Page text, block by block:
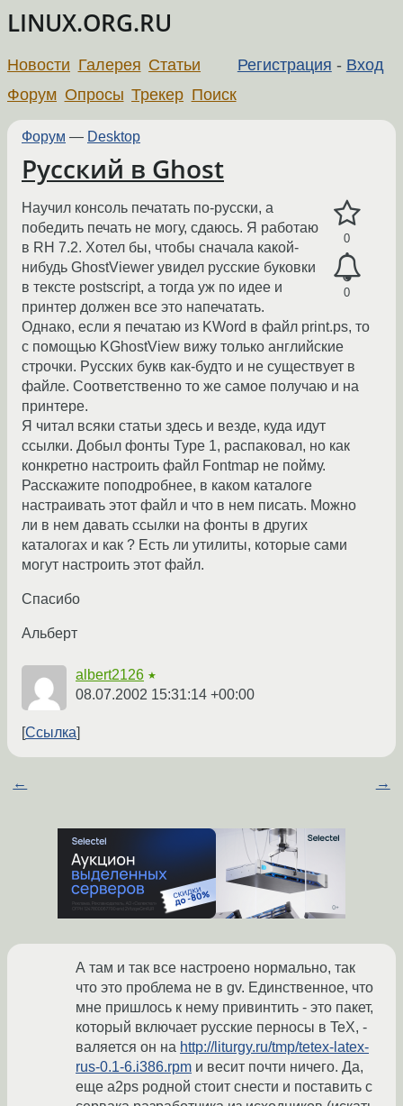
LINUX.ORG.RU
Регистрация - Вход
Новости Галерея Статьи
Форум Опросы Трекер Поиск
Форум — Desktop
Русский в Ghost
0
0
Научил консоль печатать по-русски, а
победить печать не могу, сдаюсь. Я работаю
в RH 7.2. Хотел бы, чтобы сначала какой-
нибудь GhostViewer увидел русские буковки
в тексте postscript, а тогда уж по идее и
принтер должен все это напечатать.
Однако, если я печатаю из KWord в файл print.ps, то
с помощью KGhostView вижу только английские
строчки. Русских букв как-будто и не существует в
файле. Соответственно то же самое получаю и на
принтере.
Я читал всяки статьи здесь и везде, куда идут
ссылки. Добыл фонты Type 1, распаковал, но как
конкретно настроить файл Fontmap не пойму.
Расскажите поподробнее, в каком каталоге
настраивать этот файл и что в нем писать. Можно
ли в нем давать ссылки на фонты в других
каталогах и как ? Есть ли утилиты, которые сами
могут настроить этот файл.
Спасибо
Альберт
albert2126 ★
08.07.2002 15:31:14 +00:00
Ссылка
← →
А там и так все настроено нормально, так
что это проблема не в gv. Единственное, что
мне пришлось к нему привинтить - это пакет,
который включает русские перносы в TeX, -
валяется он на http://liturgy.ru/tmp/tetex-latex-
rus-0.1-6.i386.rpm и весит почти ничего. Да,
еще a2ps родной стоит снести и поставить с